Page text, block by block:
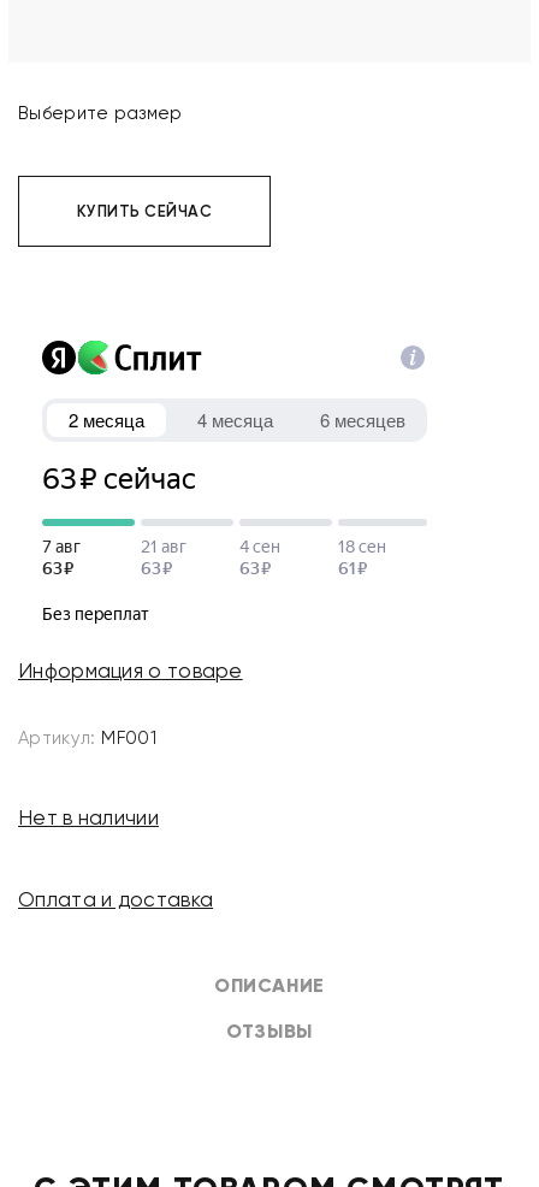
ОПИСАНИЕ
ОТЗЫВЫ
Выберите размер
КУПИТЬ СЕЙЧАС
Информация о товаре
Артикул: MF001
Нет в наличии
Оплата и доставка